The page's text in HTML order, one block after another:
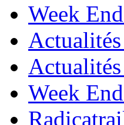
Week
Week